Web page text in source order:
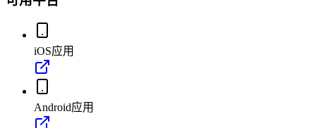
iOS应用
Android应用